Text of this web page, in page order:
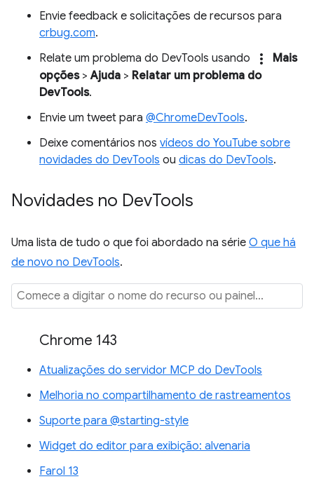
Envie feedback e solicitações de recursos para
crbug.com.
Relate um problema do DevTools usando
more_vert
Mais
opções>Ajuda > Relatar um problema do
DevTools.
Envie um tweet para @ChromeDevTools.
Deixe comentários nos vídeos do YouTube sobre
novidades do DevTools ou dicas do DevTools.
Novidades no DevTools
Uma lista de tudo o que foi abordado na série O que há
de novo no DevTools.
Chrome 143
Atualizações do servidor MCP do DevTools
Melhoria no compartilhamento de rastreamentos
Suporte para @starting-style
Widget do editor para exibição: alvenaria
Farol 13